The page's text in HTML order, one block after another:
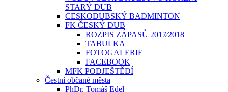
STARÝ DUB
CESKODUBSKÝ BADMINTON
FK ČESKÝ DUB
ROZPIS ZÁPASŮ 2017⁄2018
TABULKA
FOTOGALERIE
FACEBOOK
MFK PODJEŠTĚDÍ
Čestní občané města
PhDr. Tomáš Edel